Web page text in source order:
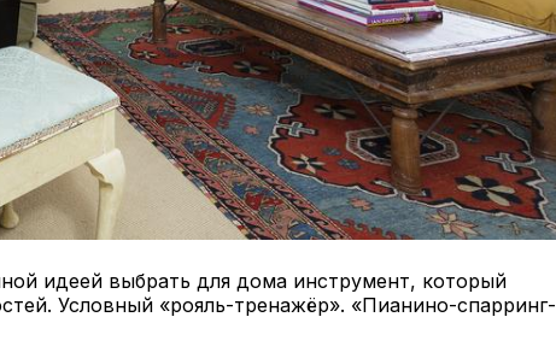
идеей выбрать для дома инструмент, который
Условный «рояль-тренажёр». «Пианино-спарринг-